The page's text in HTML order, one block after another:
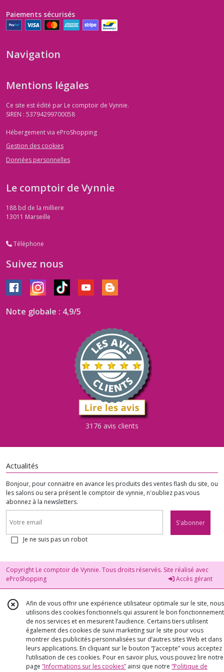
anorexie
(1)
allergie
Chakras
(3)
diabete
de
(1)
douleur
musculaire
eczema
(1)
Libido
(1)
Mal
transports
Problèmes
Gastriques
Régime
(2)
rhumatisme
Paiements sécurisés
Navigation
Mentions légales
Ce site est édité par Le comptoir de Vynnie.
SIREN : 53794299700058
Hébergement via eProShopping
Gestion des cookies
Données personnelles
Le comptoir de Vynnie
188 bd de la milliere
13011 Marseille
Téléphone
Suivez nous
Note globale : 4,9/5
3176 avis clients
Actualités
Bonjour, pour connaitre en avance les produits des ventes flash du site, ou
les salons ou sera présent le comptoir de vynnie, n'oubliez pas vous
abonnez à la newsletters.
S'abonner
Je ne suis pas un robot
Copyright Le comptoir de Vynnie. Tous droits réservés. Site réalisé avec
eProShopping
Accès gérant
Afin de vous offrir une expérience utilisateur optimale sur le site, nous
utilisons des cookies fonctionnels qui assurent le bon fonctionnement
de nos services et en mesurent l’audience. Certains tiers utilisent
également des cookies de suivi marketing sur le site pour vous
montrer des publicités personnalisées sur d’autres sites Web et dans
leurs applications. En cliquant sur le bouton “J’accepte” vous acceptez
l’utilisation de ces cookies. Pour en savoir plus, vous pouvez lire notre
page “Informations sur les cookies” ainsi que notre “Politique de